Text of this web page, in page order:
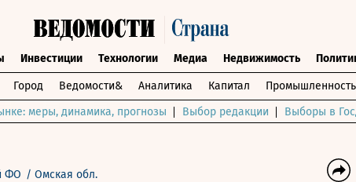
Инвестиции Технологии Медиа Недвижимость
Город Ведомости& Аналитика Капитал Промышленность
меры, динамика, прогнозы Выбор редакции Выборы в
ФО / Омская обл.